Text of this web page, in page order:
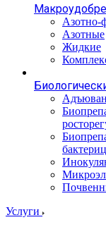
Азотно-
Азотные
Жидкие
Услуги